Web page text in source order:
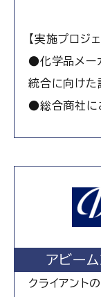
【実施プロジェ
●化学品メー
統合に向けた
●総合商社に
アビー
クライアントの「